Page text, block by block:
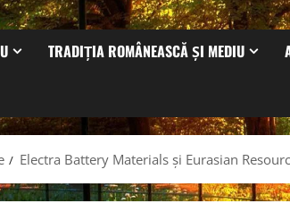
TRADIȚIA ROMÂNEASCĂ ȘI MEDIU
Electra Battery Materials și Eurasian